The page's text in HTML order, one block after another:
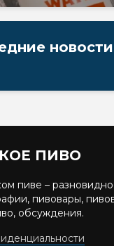
новости
ПИВО
пиве –
пивовары,
обсуждения.